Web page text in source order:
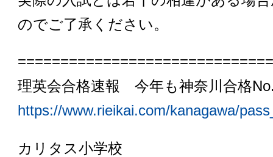
のでご了承ください。
理英会合格速報 今年も神奈川合格
https://www.rieikai.com/kanagawa/
カリタス小学校